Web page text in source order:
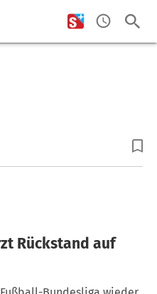
Rückstand auf